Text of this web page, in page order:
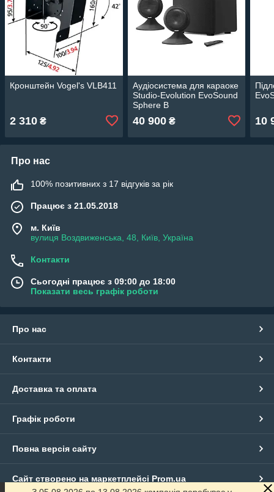
Кронштейн Vogel's VLB411
2 310 ₴
Аудіосистема для караоке
Studio-Evolution EvoSound
Sphere B
40 900₴ 10
Про нас
100% позитивних з 17 відгуків за рік
Працює з 21.05.2018
м. Київ
вулиця Воздвиженська, 48, Київ, Україна
Контакти
Сьогодні працює з 09:00 до 18:00
Показати весь графік роботи
Про нас
Контакти
Доставка та оплата
Графік роботи
Повна версія сайту
Сайт створено на маркетплейсі Prom.ua